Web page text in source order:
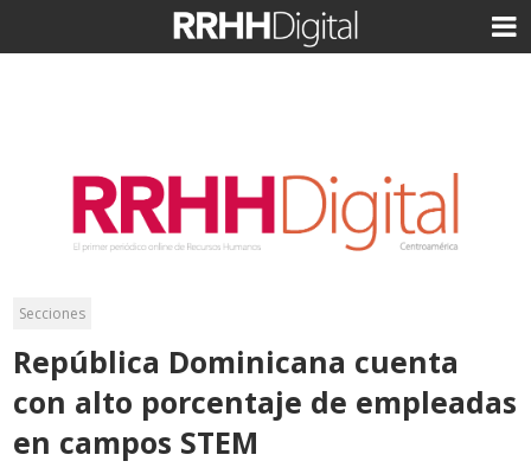
Secciones
República Dominicana cuenta
con alto porcentaje de empleadas
en campos STEM